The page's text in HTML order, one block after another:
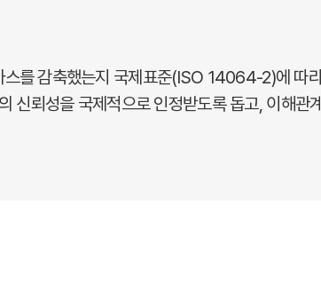
를 감축했는지 국제표준(ISO 14064-2)에 따
신뢰성을 국제적으로 인정받도록 돕고, 이해관